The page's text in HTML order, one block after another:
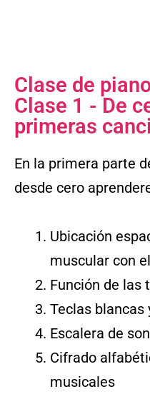
Clase de
Clase 1 - De
primeras
En la primera parte
desde cero
Ubicación
muscular con
Función de las
Teclas blancas
Escalera de
Cifrado
musicales